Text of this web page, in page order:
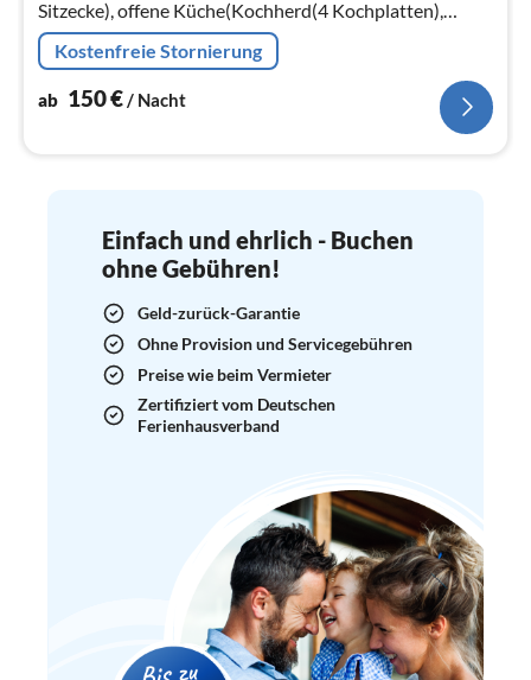
Sitzecke), offene Küche(Kochherd(4 Kochplatten),
Kaffeemaschine, Backofen), Schlafzimmer(Einzelbett, 2x
Einzelbett)
Kostenfreie Stornierung
ab 150€/ Nacht
Einfach und ehrlich - Buchen
ohne Gebühren!
Geld-zurück-Garantie
Ohne Provision und Servicegebühren
Preise wie beim Vermieter
Zertifiziert vom Deutschen
Ferienhausverband